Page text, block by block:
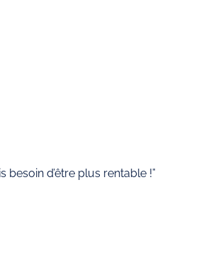
besoin d’être plus rentable !”